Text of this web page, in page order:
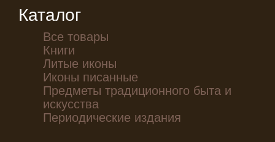
Каталог
Все товары
Книги
Литые иконы
Иконы писанные
Предметы традиционного быта и
искусства
Периодические издания